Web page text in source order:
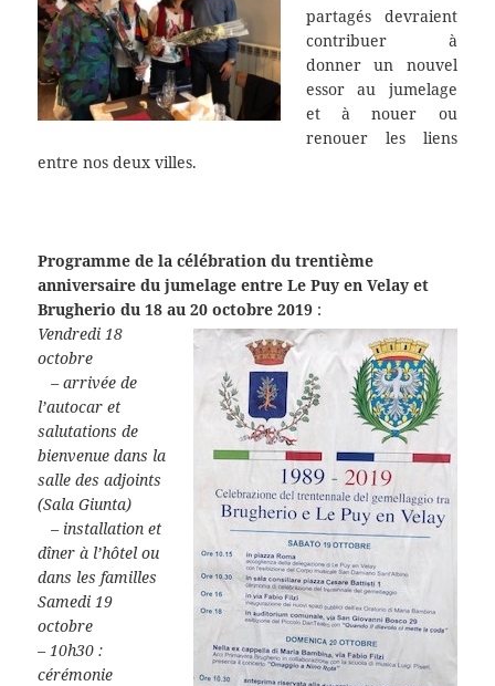
partagés devraient
contribuer à
donner un nouvel
essor au jumelage
et à nouer ou
renouer les liens
entre nos deux villes.
Programme de la célébration du trentième
anniversaire du jumelage entre Le Puy en Velay et
Brugherio du 18 au 20 octobre 2019 :
Vendredi 18
octobre
– arrivée de
l’autocar et
salutations de
bienvenue dans la
salle des adjoints
(Sala Giunta)
– installation et
dîner à l’hôtel ou
dans les familles
Samedi 19
octobre
– 10h30 :
cérémonie